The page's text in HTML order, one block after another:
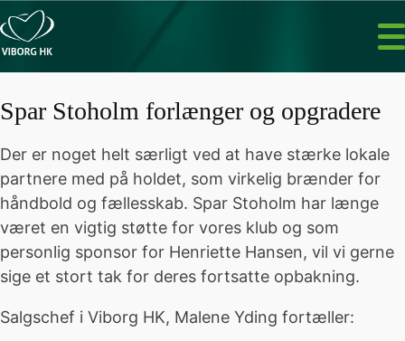
Spar Stoholm forlænger og opgradere
Der er noget helt særligt ved at have stærke lokale
partnere med på holdet, som virkelig brænder for
håndbold og fællesskab. Spar Stoholm har længe
været en vigtig støtte for vores klub og som
personlig sponsor for Henriette Hansen, vil vi gerne
sige et stort tak for deres fortsatte opbakning.
Salgschef i Viborg HK, Malene Yding fortæller: